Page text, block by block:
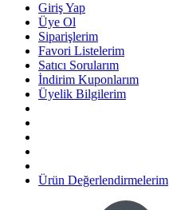
Giriş Yap
Üye Ol
Siparişlerim
Favori Listelerim
Satıcı Sorularım
İndirim Kuponlarım
Üyelik Bilgilerim
Ürün Değerlendirmelerim